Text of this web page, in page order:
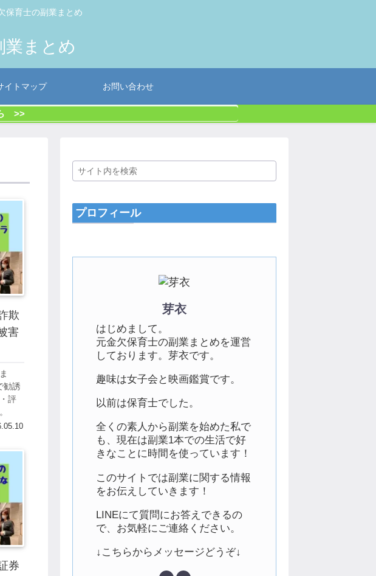
保育士の副業まとめ
イトマップ お問い合わせ
>>
欺
害
勧誘
評
券
プロフィール
芽衣
はじめまして。
元金欠保育士の副業まとめを運営
しております。芽衣です。
趣味は女子会と映画鑑賞です。
以前は保育士でした。
全くの素人から副業を始めた私で
も、現在は副業1本での生活で好
きなことに時間を使っています！
このサイトでは副業に関する情報
をお伝えしていきます！
LINEにて質問にお答えできるの
で、お気軽にご連絡ください。
↓こちらからメッセージどうぞ↓